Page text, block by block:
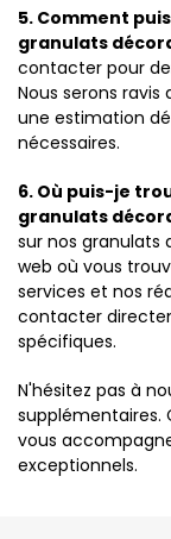
5. Comment
granulats
contacter pour
Nous serons
une estimation
nécessaires.
6. Où puis-je
granulats
sur nos granulats
web où vous
services et nos
contacter
spécifiques.
N'hésitez pas à
supplémentaires.
vous
exceptionnels.